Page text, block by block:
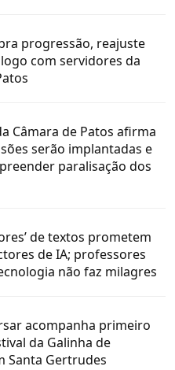
progressão, reajuste
com servidores da
Câmara de Patos afirma
serão implantadas e
paralisação dos
de textos prometem
de IA; professores
não faz milagres
acompanha primeiro
da Galinha de
Santa Gertrudes